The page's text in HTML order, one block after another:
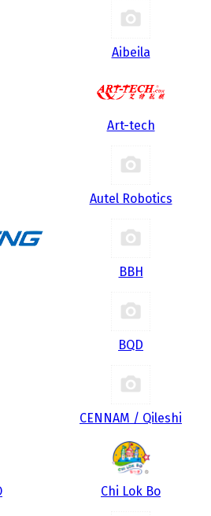
Aibeila
Art-tech
Autel Robotics
BBH
BQD
CENNAM / Qileshi
Chi Lok Bo